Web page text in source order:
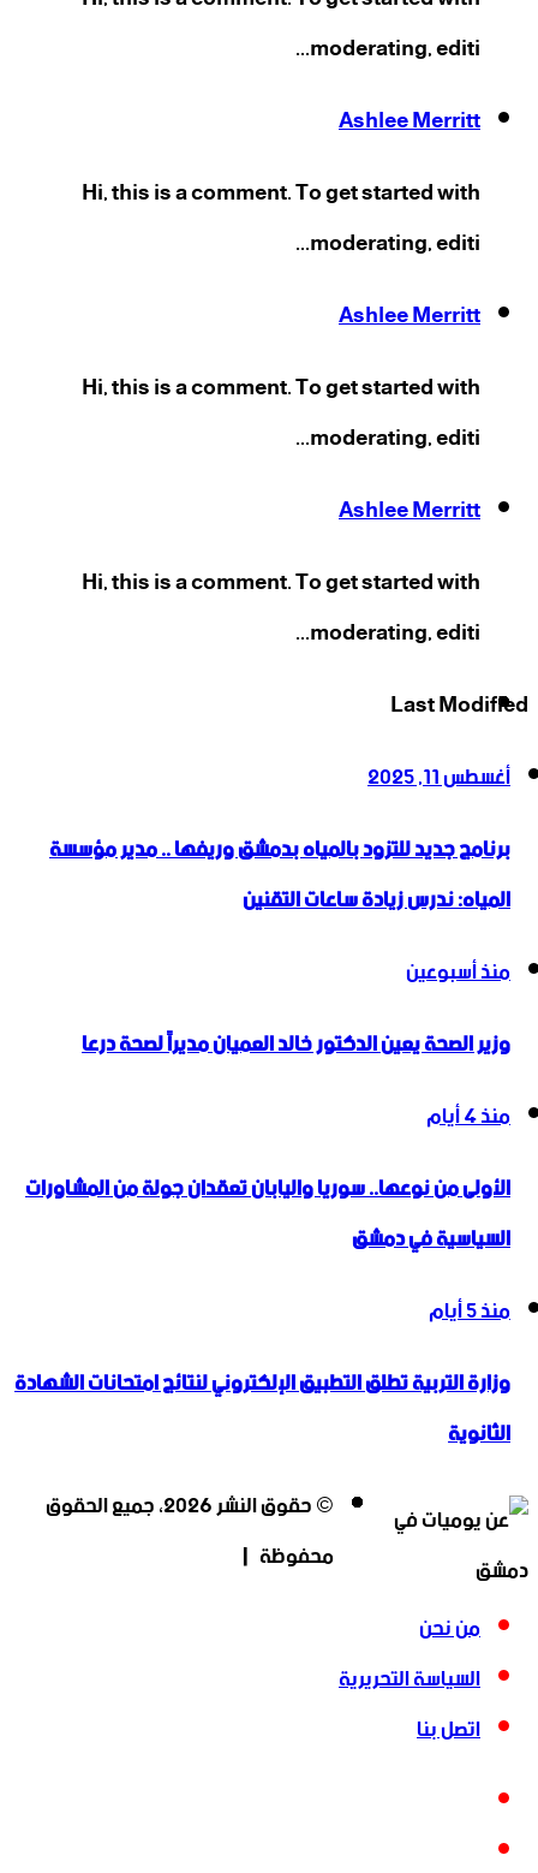
moderating, editi...
Ashlee Merritt
Hi, this is a comment. To get started with
moderating, editi...
Ashlee Merritt
Hi, this is a comment. To get started with
moderating, editi...
Ashlee Merritt
Hi, this is a comment. To get started with
moderating, editi...
فيسبوك
‫X
‫YouTube
انستقرام
Last Modified
أغسطس 11, 2025
برنامج جديد للتزود بالمياه بدمشق وريفها .. مدير مؤسسة
المياه: ندرس زيادة ساعات التقنين
منذ أسبوعين
وزير الصحة يعين الدكتور خالد العميان مديراً لصحة درعا
منذ 4 أيام
الأولى من نوعها.. سوريا واليابان تعقدان جولة من المشاورات
السياسية في دمشق
منذ 5 أيام
وزارة التربية تطلق التطبيق الإلكتروني لنتائج امتحانات الشهادة
الثانوية
فيسبوك
‫X
‫YouTube
انستقرام
© حقوق النشر 2026، جميع الحقوق
محفوظة |
من نحن
السياسة التحريرية
اتصل بنا